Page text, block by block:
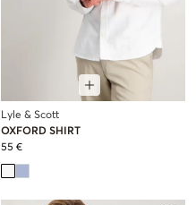
Lyle & Scott
OXFORD SHIRT
55 €